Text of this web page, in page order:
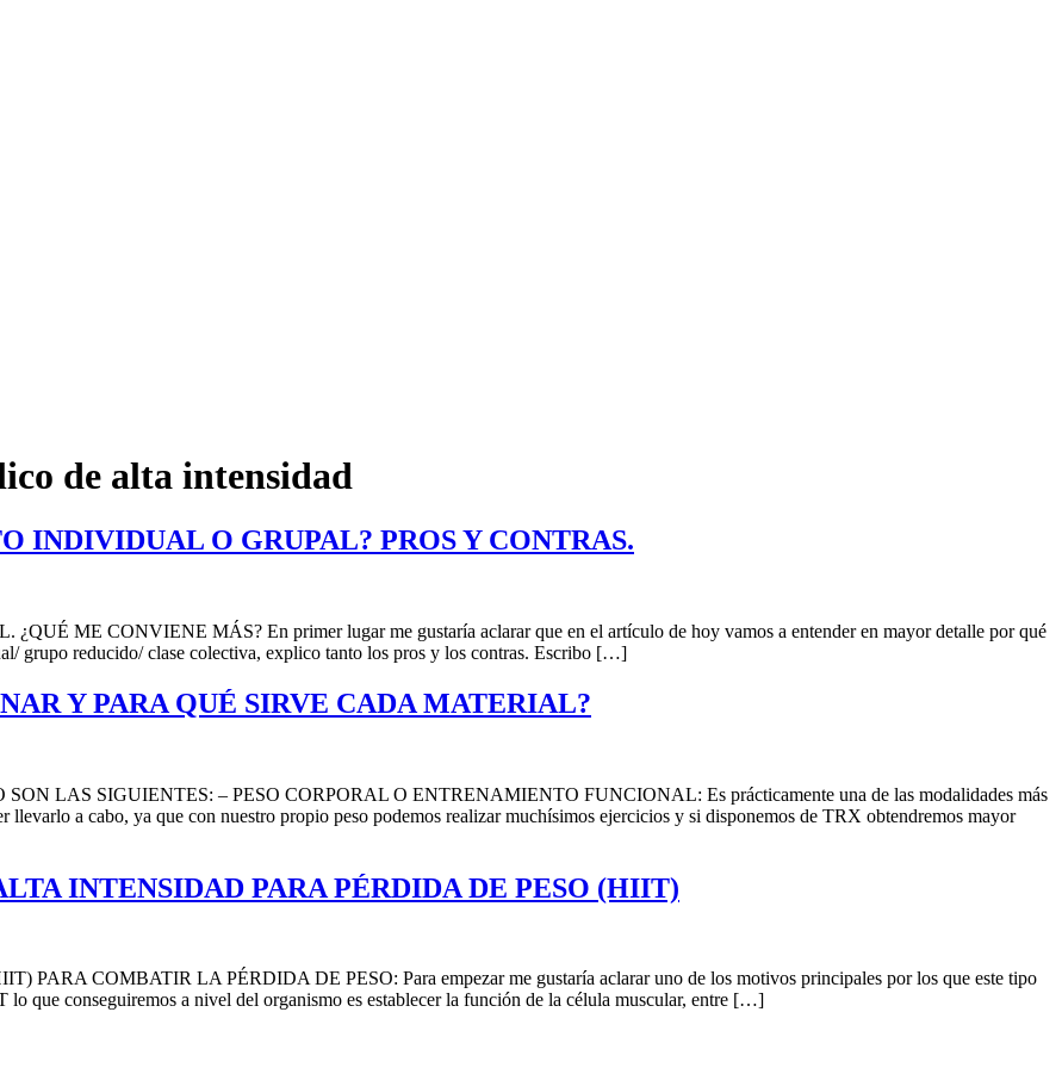
de alta intensidad
INDIVIDUAL O GRUPAL? PROS Y CONTRAS.
ME CONVIENE MÁS? En primer lugar me gustaría aclarar que en el artículo de hoy vamos a entender en mayor detalle por qué
grupo reducido/ clase colectiva, explico tanto los pros y los contras. Escribo […]
Y PARA QUÉ SIRVE CADA MATERIAL?
LAS SIGUIENTES: – PESO CORPORAL O ENTRENAMIENTO FUNCIONAL: Es prácticamente una de las modalidades más
llevarlo a cabo, ya que con nuestro propio peso podemos realizar muchísimos ejercicios y si disponemos de TRX obtendremos mayor
INTENSIDAD PARA PÉRDIDA DE PESO (HIIT)
COMBATIR LA PÉRDIDA DE PESO: Para empezar me gustaría aclarar uno de los motivos principales por los que este tipo
que conseguiremos a nivel del organismo es establecer la función de la célula muscular, entre […]